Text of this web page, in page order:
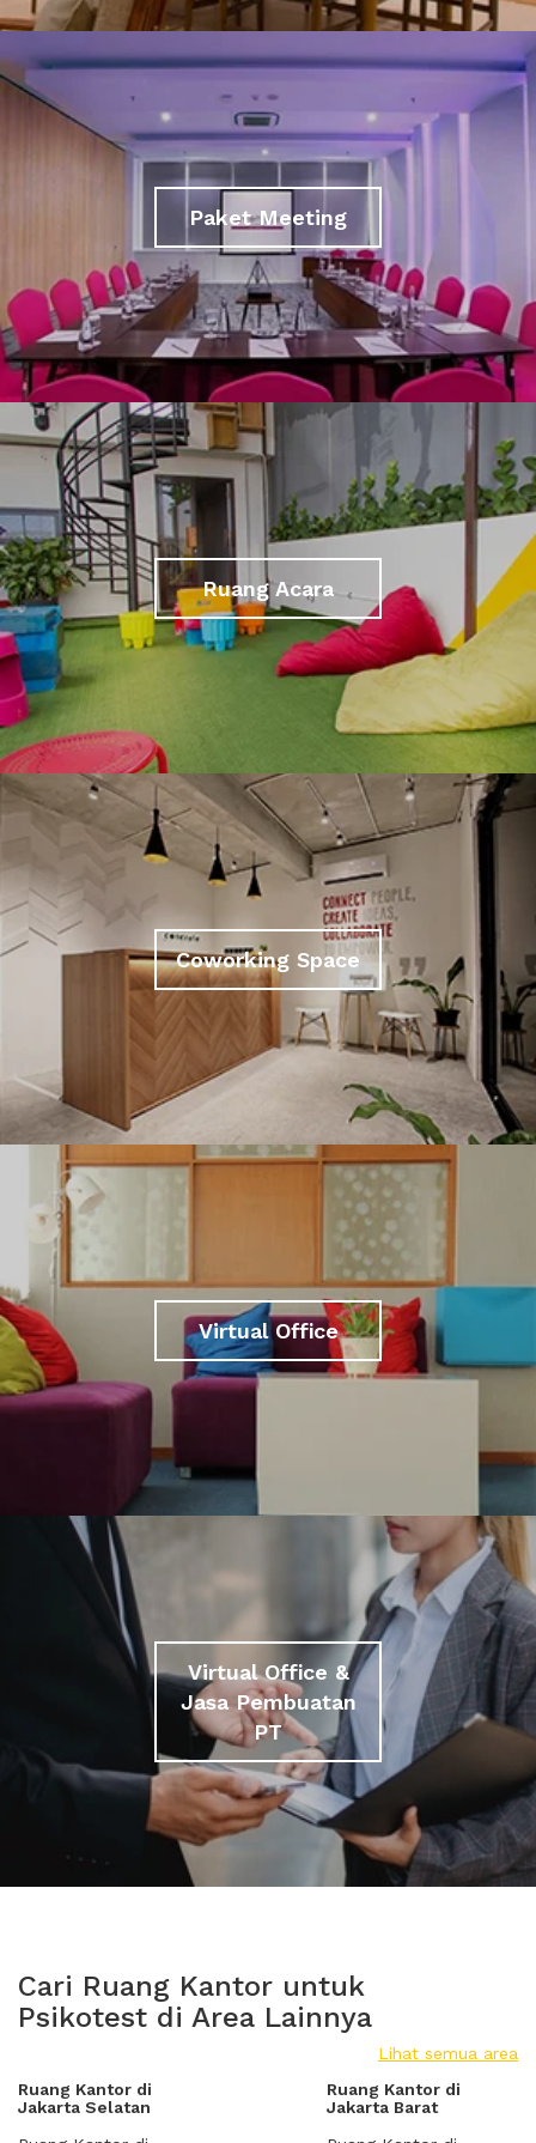
Paket Meeting
Ruang Acara
Coworking Space
Virtual Office
Virtual Office &
Jasa Pembuatan
PT
Cari Ruang Kantor untuk
Psikotest di Area Lainnya
Lihat semua area
Ruang Kantor di
Jakarta Selatan
Ruang Kantor di
Jakarta Barat